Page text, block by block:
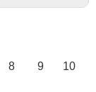
8 9 10